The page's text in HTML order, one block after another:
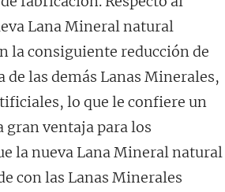
Lana Mineral natural
la consiguiente reducción de
de las demás Lanas Minerales,
lo que le confiere un
ventaja para los
la nueva Lana Mineral natural
con las Lanas Minerales